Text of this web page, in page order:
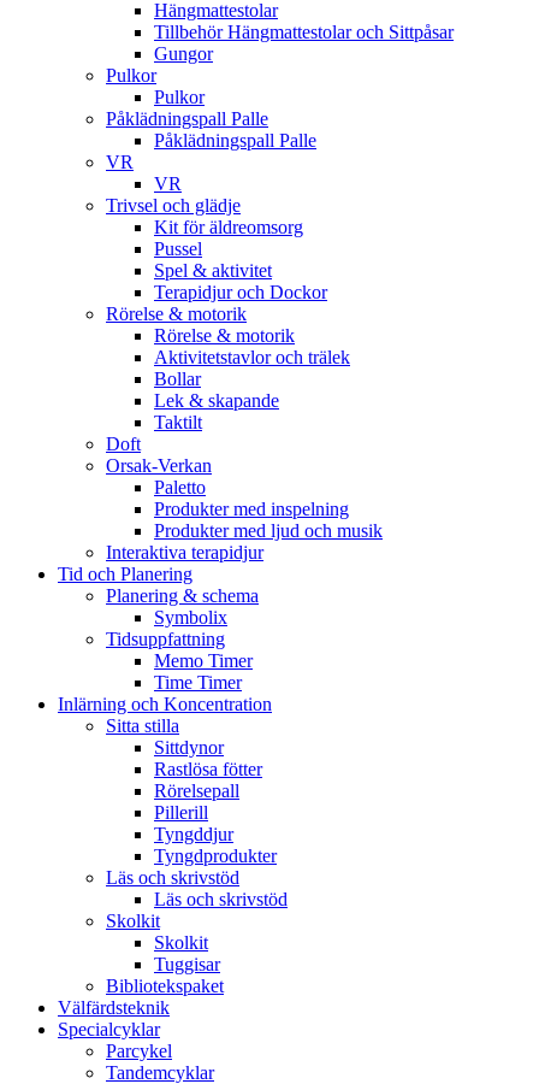
Hängmattestolar
Tillbehör Hängmattestolar och Sittpåsar
Gungor
Pulkor
Pulkor
Påklädningspall Palle
Påklädningspall Palle
VR
VR
Trivsel och glädje
Kit för äldreomsorg
Pussel
Spel & aktivitet
Terapidjur och Dockor
Rörelse & motorik
Rörelse & motorik
Aktivitetstavlor och trälek
Bollar
Lek & skapande
Taktilt
Doft
Orsak-Verkan
Paletto
Produkter med inspelning
Produkter med ljud och musik
Interaktiva terapidjur
Tid och Planering
Planering & schema
Symbolix
Tidsuppfattning
Memo Timer
Time Timer
Inlärning och Koncentration
Sitta stilla
Sittdynor
Rastlösa fötter
Rörelsepall
Pillerill
Tyngddjur
Tyngdprodukter
Läs och skrivstöd
Läs och skrivstöd
Skolkit
Skolkit
Tuggisar
Bibliotekspaket
Välfärdsteknik
Specialcyklar
Parcykel
Tandemcyklar